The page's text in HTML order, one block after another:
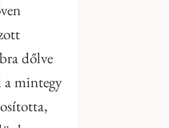
dőlve
a mintegy